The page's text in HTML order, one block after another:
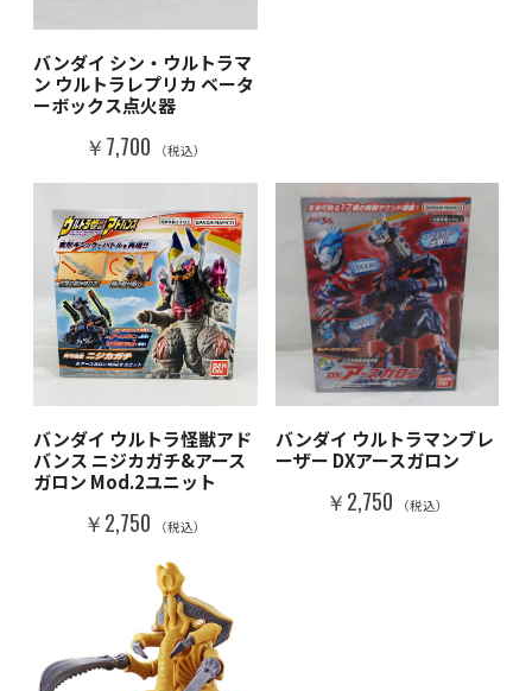
バンダイ シン・ウルトラマ
ン ウルトラレプリカ ベータ
ーボックス点火器
￥7,700 （税込）
バンダイ ウルトラ怪獣アド
バンス ニジカガチ&アース
ガロン Mod.2ユニット
￥2,750 （税込）
バンダイ ウルトラマンブレ
ーザー DXアースガロン
￥2,750 （税込）